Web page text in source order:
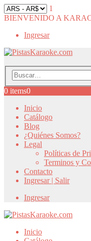
1
BIENVENIDO A
Ingresar
0 items0
Inicio
Catálogo
Blog
¿Quiénes Somos?
Legal
Políticas de
Terminos y
Contacto
Ingresar | Salir
Ingresar
Inicio